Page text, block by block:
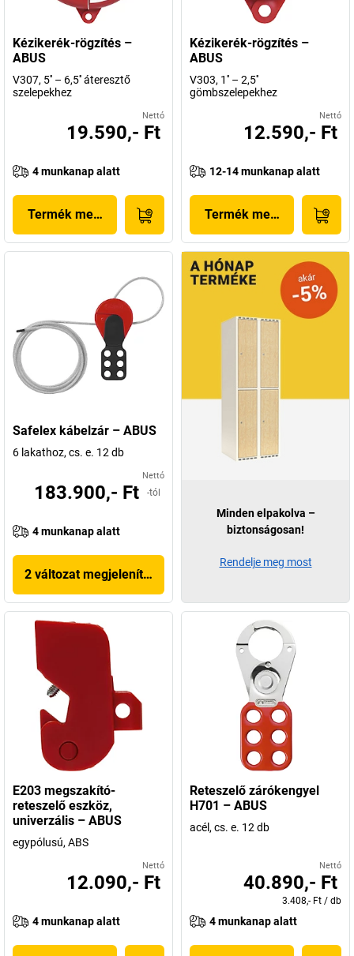
élete egy kicsit biztonságosabbá, bizalomteljesebbé és könnyebbé
az ABUS legjobb termékeit kínáljuk Önnek. Az ABUS termékeivel
mindig jól jár. Ebben biztos lehet.
Kézikerék-rögzítés –
ABUS
V307, 5'' – 6,5'' áteresztő
szelepekhez
Nettó
19.590,- Ft
4 munkanap alatt
Termék megjelenítése
Kézikerék-rögzítés –
ABUS
V303, 1'' – 2,5''
gömbszelepekhez
Nettó
12.590,- Ft
12-14 munkanap alatt
Termék megjelenítése
Safelex kábelzár – ABUS
6 lakathoz, cs. e. 12 db
Nettó
183.900,- Ft -tól
4 munkanap alatt
2 változat megjelenítése
E203 megszakító-
reteszelő eszköz,
univerzális – ABUS
egypólusú, ABS
Nettó
12.090,- Ft
4 munkanap alatt
Reteszelő zárókengyel
H701 – ABUS
acél, cs. e. 12 db
Nettó
40.890,- Ft
3.408,- Ft / db
4 munkanap alatt
Minden elpakolva –
biztonságosan!
Rendelje meg most